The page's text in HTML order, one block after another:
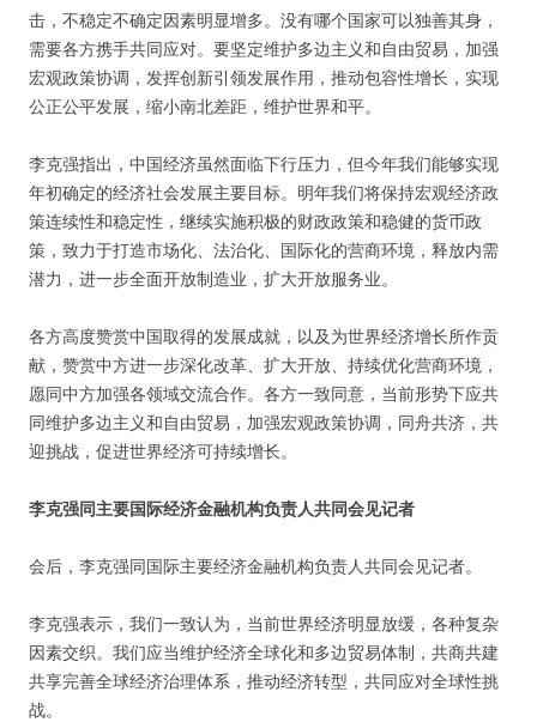
击，不稳定不确定因素明显增多。没有哪个国家可以独善其身，
需要各方携手共同应对。要坚定维护多边主义和自由贸易，加强
宏观政策协调，发挥创新引领发展作用，推动包容性增长，实现
公正公平发展，缩小南北差距，维护世界和平。
李克强指出，中国经济虽然面临下行压力，但今年我们能够实现
年初确定的经济社会发展主要目标。明年我们将保持宏观经济政
策连续性和稳定性，继续实施积极的财政政策和稳健的货币政
策，致力于打造市场化、法治化、国际化的营商环境，释放内需
潜力，进一步全面开放制造业，扩大开放服务业。
各方高度赞赏中国取得的发展成就，以及为世界经济增长所作贡
献，赞赏中方进一步深化改革、扩大开放、持续优化营商环境，
愿同中方加强各领域交流合作。各方一致同意，当前形势下应共
同维护多边主义和自由贸易，加强宏观政策协调，同舟共济，共
迎挑战，促进世界经济可持续增长。
李克强同主要国际经济金融机构负责人共同会见记者
会后，李克强同国际主要经济金融机构负责人共同会见记者。
李克强表示，我们一致认为，当前世界经济明显放缓，各种复杂
因素交织。我们应当维护经济全球化和多边贸易体制，共商共建
共享完善全球经济治理体系，推动经济转型，共同应对全球性挑
战。